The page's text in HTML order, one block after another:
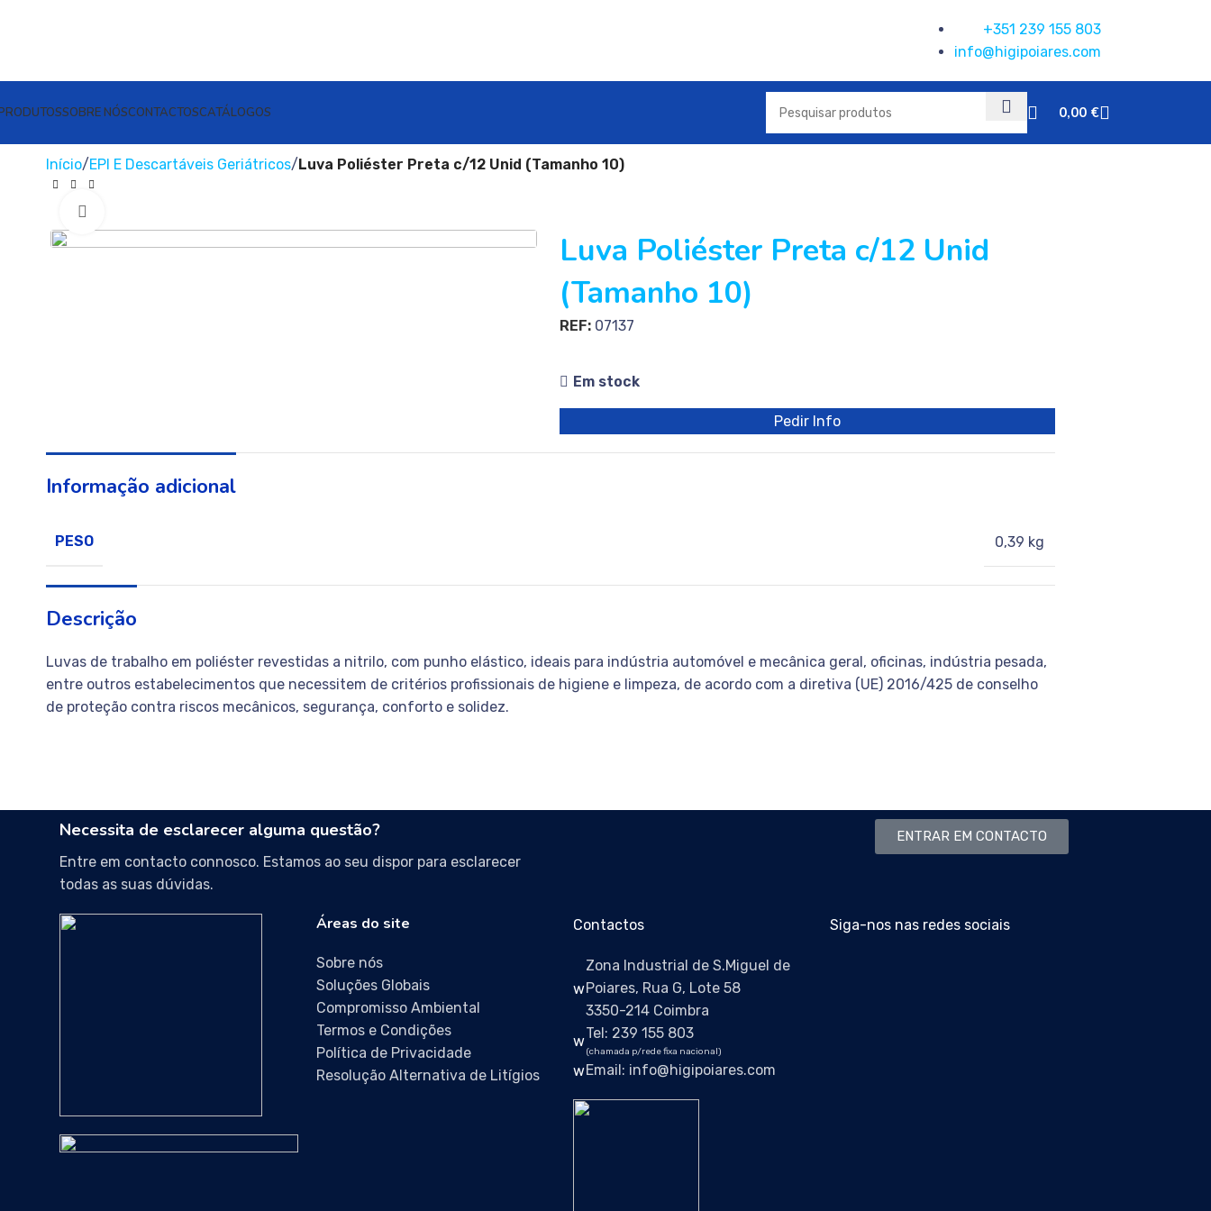
+351 239 155 803
info@higipoiares.com
SOBRE NÓSCONTACTOSCATÁLOGOS 0,00 €
Início EPI E Descartáveis Geriátricos Luva Poliéster Preta c/12 Unid (Tamanho 10)
Luva Poliéster Preta c/12 Unid
(Tamanho 10)
REF: 07137
Em stock
Pedir Info
Informação adicional
PESO 0,39 kg
Descrição
Luvas de trabalho em poliéster revestidas a nitrilo, com punho elástico, ideais para indústria automóvel e mecânica geral, oficinas, indústria pesada,
entre outros estabelecimentos que necessitem de critérios profissionais de higiene e limpeza, de acordo com a diretiva (UE) 2016/425 de conselho
de proteção contra riscos mecânicos, segurança, conforto e solidez.
Necessita de esclarecer alguma questão?
Entre em contacto connosco. Estamos ao seu dispor para esclarecer
todas as suas dúvidas.
ENTRAR EM CONTACTO
Áreas do site
Sobre nós
Soluções Globais
Compromisso Ambiental
Termos e Condições
Política de Privacidade
Resolução Alternativa de Litígios
Contactos
Zona Industrial de S.Miguel de
Poiares, Rua G, Lote 58
3350-214 Coimbra
Tel: 239 155 803
(chamada p/rede fixa nacional)
Email: info@higipoiares.com
Siga-nos nas redes sociais